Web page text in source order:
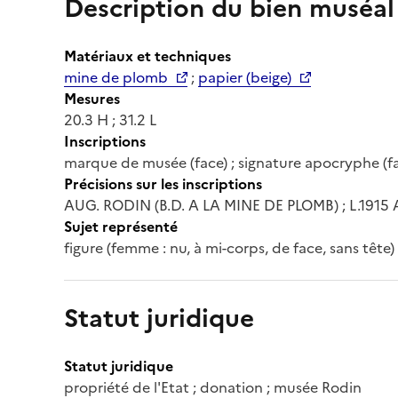
Description du bien muséal
Matériaux et techniques
mine de plomb
; papier (beige)
Mesures
20.3 H ; 31.2 L
Inscriptions
marque de musée (face) ; signature apocryphe
Précisions sur les inscriptions
AUG. RODIN (B.D. A LA MINE DE PLOMB) ; L.1915
Sujet représenté
figure (femme : nu, à mi-corps, de face, sans tête)
Statut juridique
Statut juridique
propriété de l'Etat ; donation ; musée Rodin